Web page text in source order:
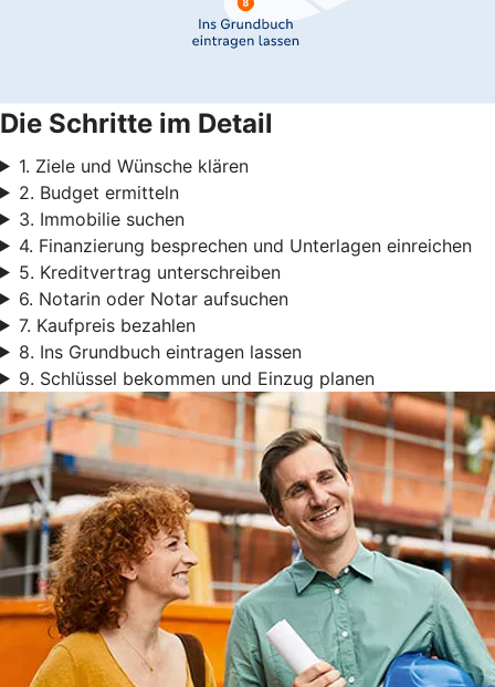
Die Schritte im Detail
1. Ziele und Wünsche klären
2. Budget ermitteln
3. Immobilie suchen
4. Finanzierung besprechen und Unterlagen einreichen
5. Kreditvertrag unterschreiben
6. Notarin oder Notar aufsuchen
7. Kaufpreis bezahlen
8. Ins Grundbuch eintragen lassen
9. Schlüssel bekommen und Einzug planen